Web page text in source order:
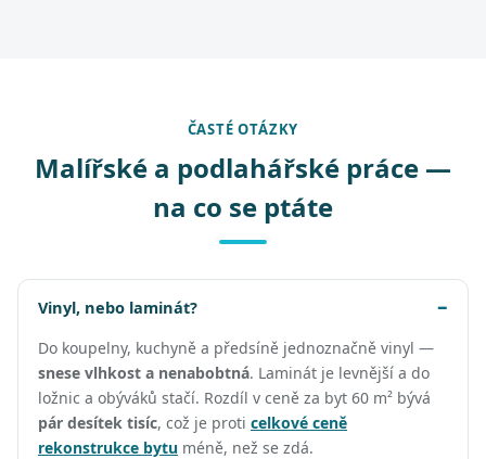
ČASTÉ OTÁZKY
Malířské a podlahářské práce —
na co se ptáte
Vinyl, nebo laminát?
Do koupelny, kuchyně a předsíně jednoznačně vinyl —
snese vlhkost a nenabobtná. Laminát je levnější a do
ložnic a obýváků stačí. Rozdíl v ceně za byt 60 m² bývá
pár desítek tisíc, což je proti celkové ceně
rekonstrukce bytu méně, než se zdá.